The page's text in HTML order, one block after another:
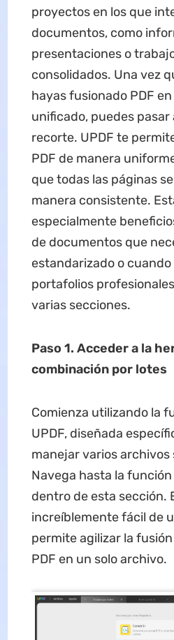
proyectos en los que
documentos, como
presentaciones o
consolidados. Una vez
hayas fusionado PDF
unificado, puedes pasar
recorte. UPDF te
PDF de manera
que todas las páginas
manera consistente.
especialmente
de documentos que
estandarizado o
portafolios
varias secciones.
Paso 1. Accedera la
combinación por lotes
Comienza utilizando la
UPDF, diseñada
manejar varios
Navega hasta la función
dentro de esta sección.
increíblemente fácil de
permite agilizar la
PDF en un solo archivo.